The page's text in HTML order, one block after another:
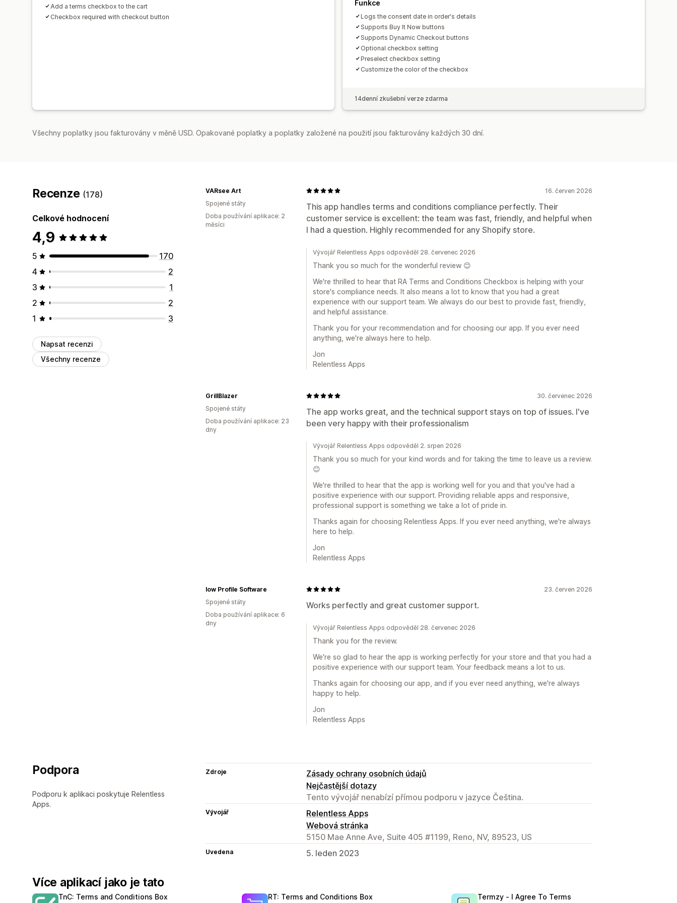
Add a terms checkbox to the cart
Checkbox required with checkout button
Funkce
Logs the consent date in order's details
Supports Buy It Now buttons
Supports Dynamic Checkout buttons
Optional checkbox setting
Preselect checkbox setting
Customize the color of the checkbox
14denní zkušební verze zdarma
Všechny poplatky jsou fakturovány v měně USD. Opakované poplatky a poplatky založené na použití jsou fakturovány každých 30 dní.
Recenze (178)
Celkové hodnocení
4,9
5
170
4
2
3
1
2
2
1
3
Napsat recenzi
Všechny recenze
16. červen 2026
This app handles terms and conditions compliance perfectly. Their
customer service is excellent: the team was fast, friendly, and helpful when
I had a question. Highly recommended for any Shopify store.
VARsee Art
Spojené státy
Doba používání aplikace: 2
měsíci
Vývojář Relentless Apps odpověděl 28. červenec 2026
Thank you so much for the wonderful review 😊
We're thrilled to hear that RA Terms and Conditions Checkbox is helping with your
store's compliance needs. It also means a lot to know that you had a great
experience with our support team. We always do our best to provide fast, friendly,
and helpful assistance.
Thank you for your recommendation and for choosing our app. If you ever need
anything, we're always here to help.
Jon
Relentless Apps
30. červenec 2026
The app works great, and the technical support stays on top of issues. I've
been very happy with their professionalism
GrillBlazer
Spojené státy
Doba používání aplikace: 23
dny
Vývojář Relentless Apps odpověděl 2. srpen 2026
Thank you so much for your kind words and for taking the time to leave us a review.
😊
We're thrilled to hear that the app is working well for you and that you've had a
positive experience with our support. Providing reliable apps and responsive,
professional support is something we take a lot of pride in.
Thanks again for choosing Relentless Apps. If you ever need anything, we're always
here to help.
Jon
Relentless Apps
23. červen 2026
Works perfectly and great customer support.
low Profile Software
Spojené státy
Doba používání aplikace: 6
dny
Vývojář Relentless Apps odpověděl 28. červenec 2026
Thank you for the review.
We're so glad to hear the app is working perfectly for your store and that you had a
positive experience with our support team. Your feedback means a lot to us.
Thanks again for choosing our app, and if you ever need anything, we're always
happy to help.
Jon
Relentless Apps
Podpora
Podporu k aplikaci poskytuje Relentless
Apps.
Zdroje
Zásady ochrany osobních údajů
Nejčastější dotazy
Tento vývojář nenabízí přímou podporu v jazyce Čeština.
Vývojář
Relentless Apps
Webová stránka
5150 Mae Anne Ave, Suite 405 #1199, Reno, NV, 89523, US
Uvedena 5. leden 2023
Více aplikací jako je tato
TnC: Terms and Conditions Box RT: Terms and Conditions Box Termzy ‑ I Agree To Terms